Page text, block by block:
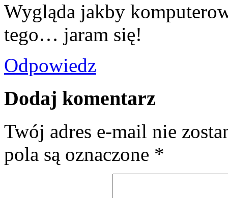
Wygląda jakby
tego… jaram się!
Odpowiedz
Dodaj komentarz
Twój adres e-mail nie
pola są oznaczone *